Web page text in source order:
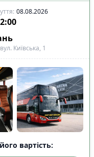
: 08.08.2026
Київська, 1
вартість: